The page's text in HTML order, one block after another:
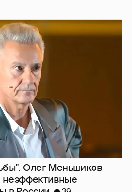
Олег Меньшиков
неэффективные
в России